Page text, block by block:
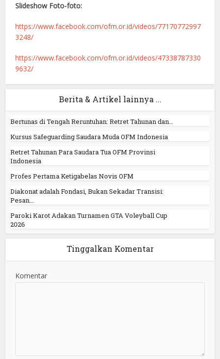
Slideshow Foto-foto:
https://www.facebook.com/ofm.or.id/videos/77170772997
3248/
https://www.facebook.com/ofm.or.id/videos/47338787330
9632/
Berita & Artikel lainnya ...
Bertunas di Tengah Reruntuhan: Retret Tahunan dan...
Kursus Safeguarding Saudara Muda OFM Indonesia
Retret Tahunan Para Saudara Tua OFM Provinsi
Indonesia
Profes Pertama Ketigabelas Novis OFM
Diakonat adalah Fondasi, Bukan Sekadar Transisi:
Pesan...
Paroki Karot Adakan Turnamen GTA Voleyball Cup
2026
Tinggalkan Komentar
Komentar